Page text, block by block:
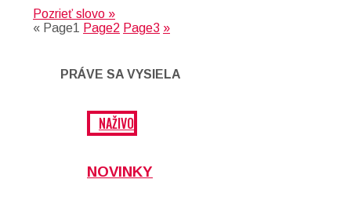
Pozrieť slovo »
« Page1 Page2 Page3 »
PRÁVE SA VYSIELA
NAŽIVO
NOVINKY